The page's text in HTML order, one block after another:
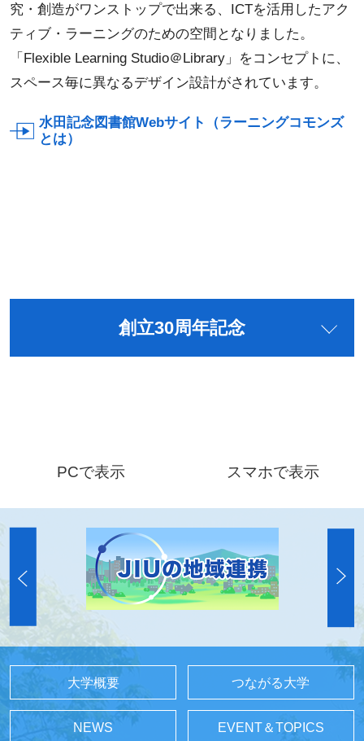
究・創造がワンストップで出来る、ICTを活用したアク
ティブ・ラーニングのための空間となりました。
「Flexible Learning Studio＠Library」をコンセプトに、
スペース毎に異なるデザイン設計がされています。
水田記念図書館Webサイト（ラーニングコモンズ
とは）
創立30周年記念
PCで表示 スマホで表示
大学概要 つながる大学
NEWS EVENT＆TOPICS